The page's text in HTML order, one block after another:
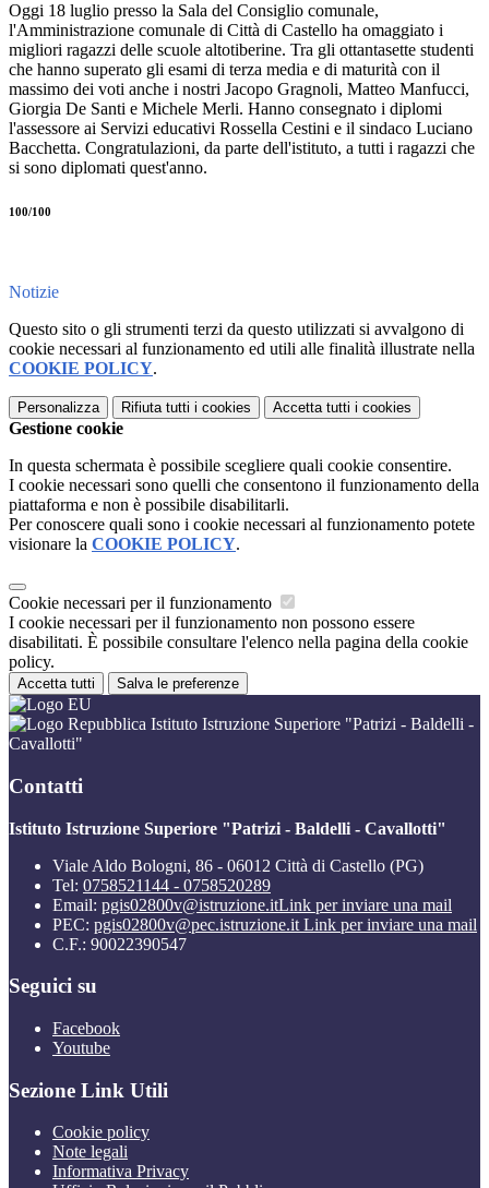
Oggi 18 luglio presso la Sala del Consiglio comunale,
l'Amministrazione comunale di Città di Castello ha omaggiato i
migliori ragazzi delle scuole altotiberine. Tra gli ottantasette studenti
che hanno superato gli esami di terza media e di maturità con il
massimo dei voti anche i nostri Jacopo Gragnoli, Matteo Manfucci,
Giorgia De Santi e Michele Merli. Hanno consegnato i diplomi
l'assessore ai Servizi educativi Rossella Cestini e il sindaco Luciano
Bacchetta. Congratulazioni, da parte dell'istituto, a tutti i ragazzi che
si sono diplomati quest'anno.
100/100
Notizie
Questo sito o gli strumenti terzi da questo utilizzati si avvalgono di
cookie necessari al funzionamento ed utili alle finalità illustrate nella
COOKIE POLICY.
Personalizza Rifiuta tutti i cookies Accetta tutti i cookies
Gestione cookie
In questa schermata è possibile scegliere quali cookie consentire.
I cookie necessari sono quelli che consentono il funzionamento della
piattaforma e non è possibile disabilitarli.
Per conoscere quali sono i cookie necessari al funzionamento potete
visionare la COOKIE POLICY.
Cookie necessari per il funzionamento
I cookie necessari per il funzionamento non possono essere
disabilitati. È possibile consultare l'elenco nella pagina della cookie
policy.
Accetta tutti Salva le preferenze
Istituto Istruzione Superiore "Patrizi - Baldelli -
Cavallotti"
Contatti
Istituto Istruzione Superiore "Patrizi - Baldelli - Cavallotti"
Viale Aldo Bologni, 86 - 06012 Città di Castello (PG)
Tel: 0758521144 - 0758520289
Email: pgis02800v@istruzione.itLink per inviare una mail
PEC: pgis02800v@pec.istruzione.it Link per inviare una mail
C.F.: 90022390547
Seguici su
Facebook
Youtube
Sezione Link Utili
Cookie policy
Note legali
Informativa Privacy